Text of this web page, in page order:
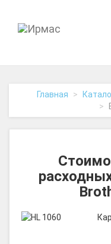
Главная